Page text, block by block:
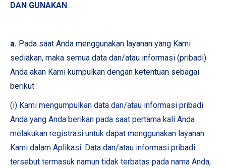
DAN GUNAKAN
a. Pada saat Anda menggunakan layanan yang Kami
sediakan, maka semua data dan/atau informasi (pribadi)
Anda akan Kami kumpulkan dengan ketentuan sebagai
berikut :
(i) Kami mengumpulkan data dan/atau informasi pribadi
Anda yang Anda berikan pada saat pertama kali Anda
melakukan registrasi untuk dapat menggunakan layanan
Kami dalam Aplikasi. Data dan/atau informasi pribadi
tersebut termasuk namun tidak terbatas pada nama Anda,